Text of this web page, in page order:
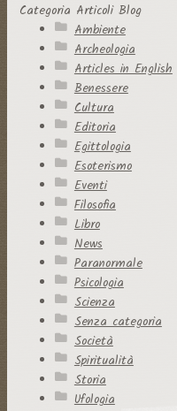
Categoria Articoli Blog
Ambiente
Archeologia
Articles in English
Benessere
Cultura
Editoria
Egittologia
Esoterismo
Eventi
Filosofia
Libro
News
Paranormale
Psicologia
Scienza
Senza categoria
Società
Spiritualità
Storia
Ufologia